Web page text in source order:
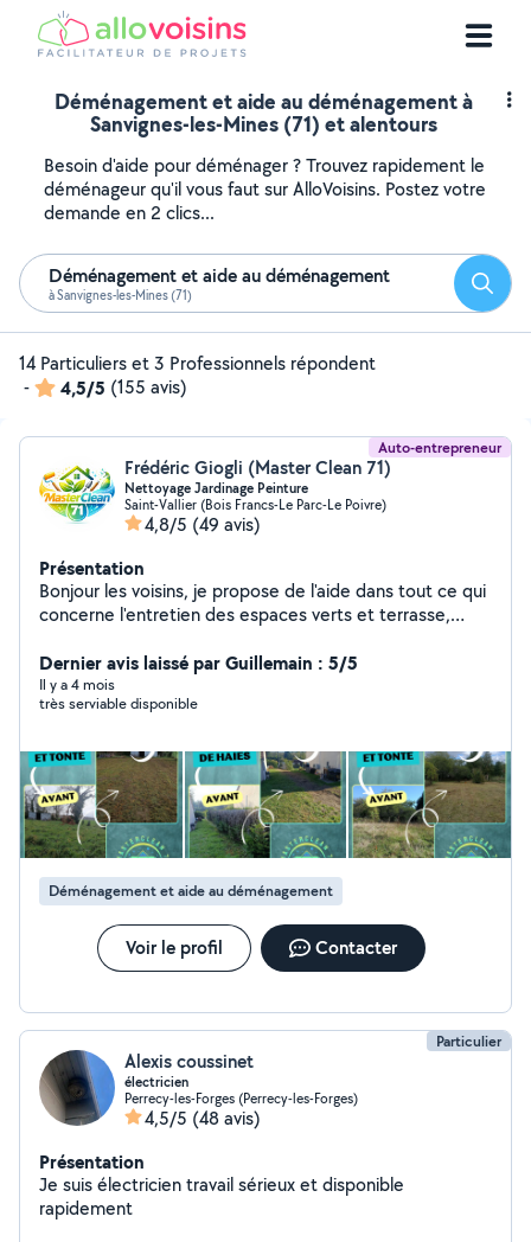
Déménagement et aide au déménagement à
Sanvignes-les-Mines (71) et alentours
Besoin d'aide pour déménager ? Trouvez rapidement le
déménageur qu'il vous faut sur AlloVoisins. Postez votre
demande en 2 clics...
Déménagement et aide au déménagement
à Sanvignes-les-Mines (71)
14 Particuliers et 3 Professionnels répondent
-
4,5/5 (155 avis)
Auto-entrepreneur
Frédéric Giogli (Master Clean 71)
Nettoyage Jardinage Peinture
Saint-Vallier (Bois Francs-Le Parc-Le Poivre)
4,8/5 (49 avis)
Présentation
Bonjour les voisins, je propose de l'aide dans tout ce qui
concerne l'entretien des espaces verts et terrasse,
Possibilité de vous faire une facture afin que vous
puissiez bénéficier d'une réduction de 50% grâce au
crédit d'impôt.
Dernier avis laissé par Guillemain : 5/5
Il y a 4 mois
très serviable disponible
Déménagement et aide au déménagement
Voir le profil Contacter
Particulier
Alexis coussinet
électricien
Perrecy-les-Forges (Perrecy-les-Forges)
4,5/5 (48 avis)
Présentation
Je suis électricien travail sérieux et disponible
rapidement